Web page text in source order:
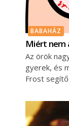
BABAHÁZ
Miért nem
Az örök
gyerek, és
Frost segítő